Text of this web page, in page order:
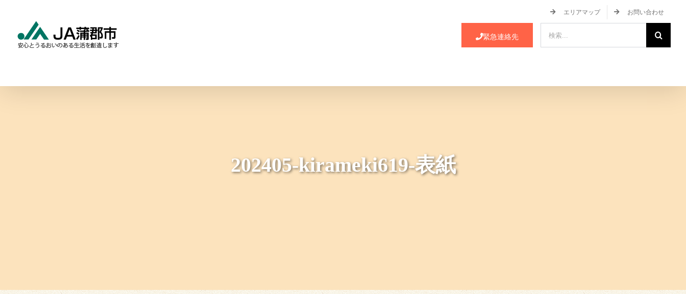
content
エリアマップ お問い合わせ
緊急連絡先
索
202405-kirameki619-表紙